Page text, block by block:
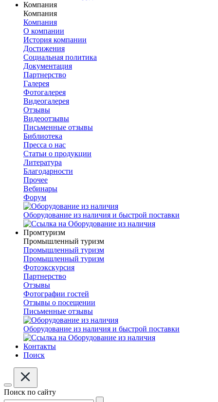
Компания
Компания
Компания
О компании
История компании
Достижения
Социальная политика
Документация
Партнерство
Галерея
Фотогалерея
Видеогалерея
Отзывы
Видеоотзывы
Письменные отзывы
Библиотека
Пресса о нас
Статьи о продукции
Литература
Благодарности
Прочее
Вебинары
Форум
Оборудование из наличия и быстрой поставки
Промтуризм
Промышленный туризм
Промышленный туризм
Промышленный туризм
Фотоэкскурсия
Партнерство
Отзывы
Фотографии гостей
Отзывы о посещении
Письменные отзывы
Оборудование из наличия и быстрой поставки
Контакты
Поиск
Поиск по сайту